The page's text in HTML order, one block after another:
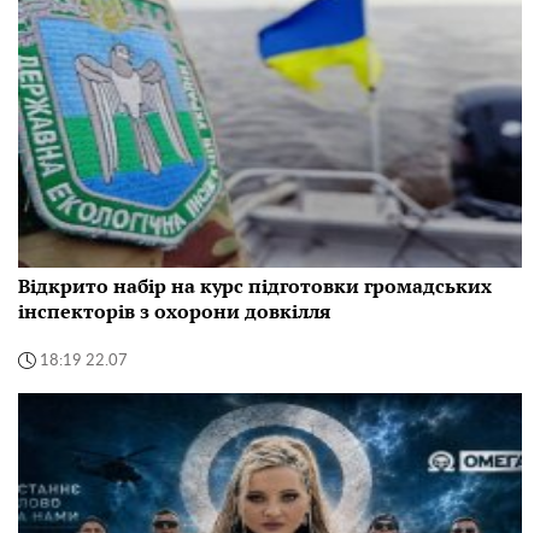
Відкрито набір на курс підготовки громадських
інспекторів з охорони довкілля
18:19 22.07